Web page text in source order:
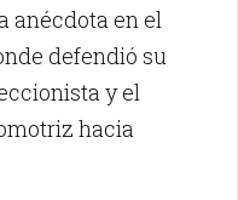
anécdota en el
defendió su
y el
hacia